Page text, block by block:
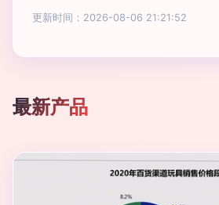
更新时间：2026-08-06 21:21:52
最新产品